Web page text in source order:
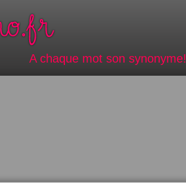
A chaque mot son synonyme!